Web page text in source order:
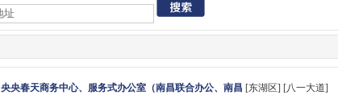
央央春天商务中心、服务式办公室（南昌联合办公、南昌 [东湖区] [八一大道]